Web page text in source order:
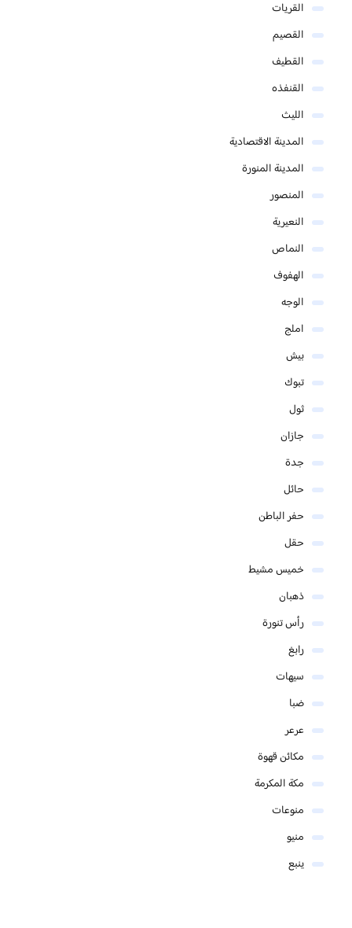
القريات
القصيم
القطيف
القنفذه
الليث
المدينة الاقتصادية
المدينة المنورة
المنصور
النعيرية
النماص
الهفوف
الوجه
املج
بيش
تبوك
ثول
جازان
جدة
حائل
حفر الباطن
حقل
خميس مشيط
ذهبان
رأس تنورة
رابغ
سيهات
ضبا
عرعر
مكائن قهوة
مكة المكرمة
منوعات
منيو
ينبع